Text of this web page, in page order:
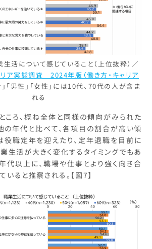
活について感じていること（上位抜粋）／
リア実態調査 2024年版（働き方・キャリア
「男性」「女性」には10代、70代の人が含ま
れる
ころ、概ね全体と同様の傾向がみられた
の年代と比べて、各項目の割合が高い傾
役職定年を迎えたり、定年退職を目前に
生活が大きく変化するタイミングでもあ
代以上に、職場や仕事とより強く向き合
いると推察される。【図7】